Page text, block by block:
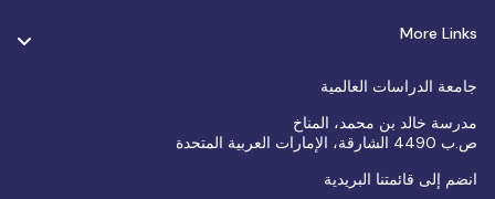
More Links
جامعة الدراسات العالمية
مدرسة خالد بن محمد، المناخ
ص.ب 4490 الشارقة، الإمارات العربية المتحدة
انضم إلى قائمتنا البريدية